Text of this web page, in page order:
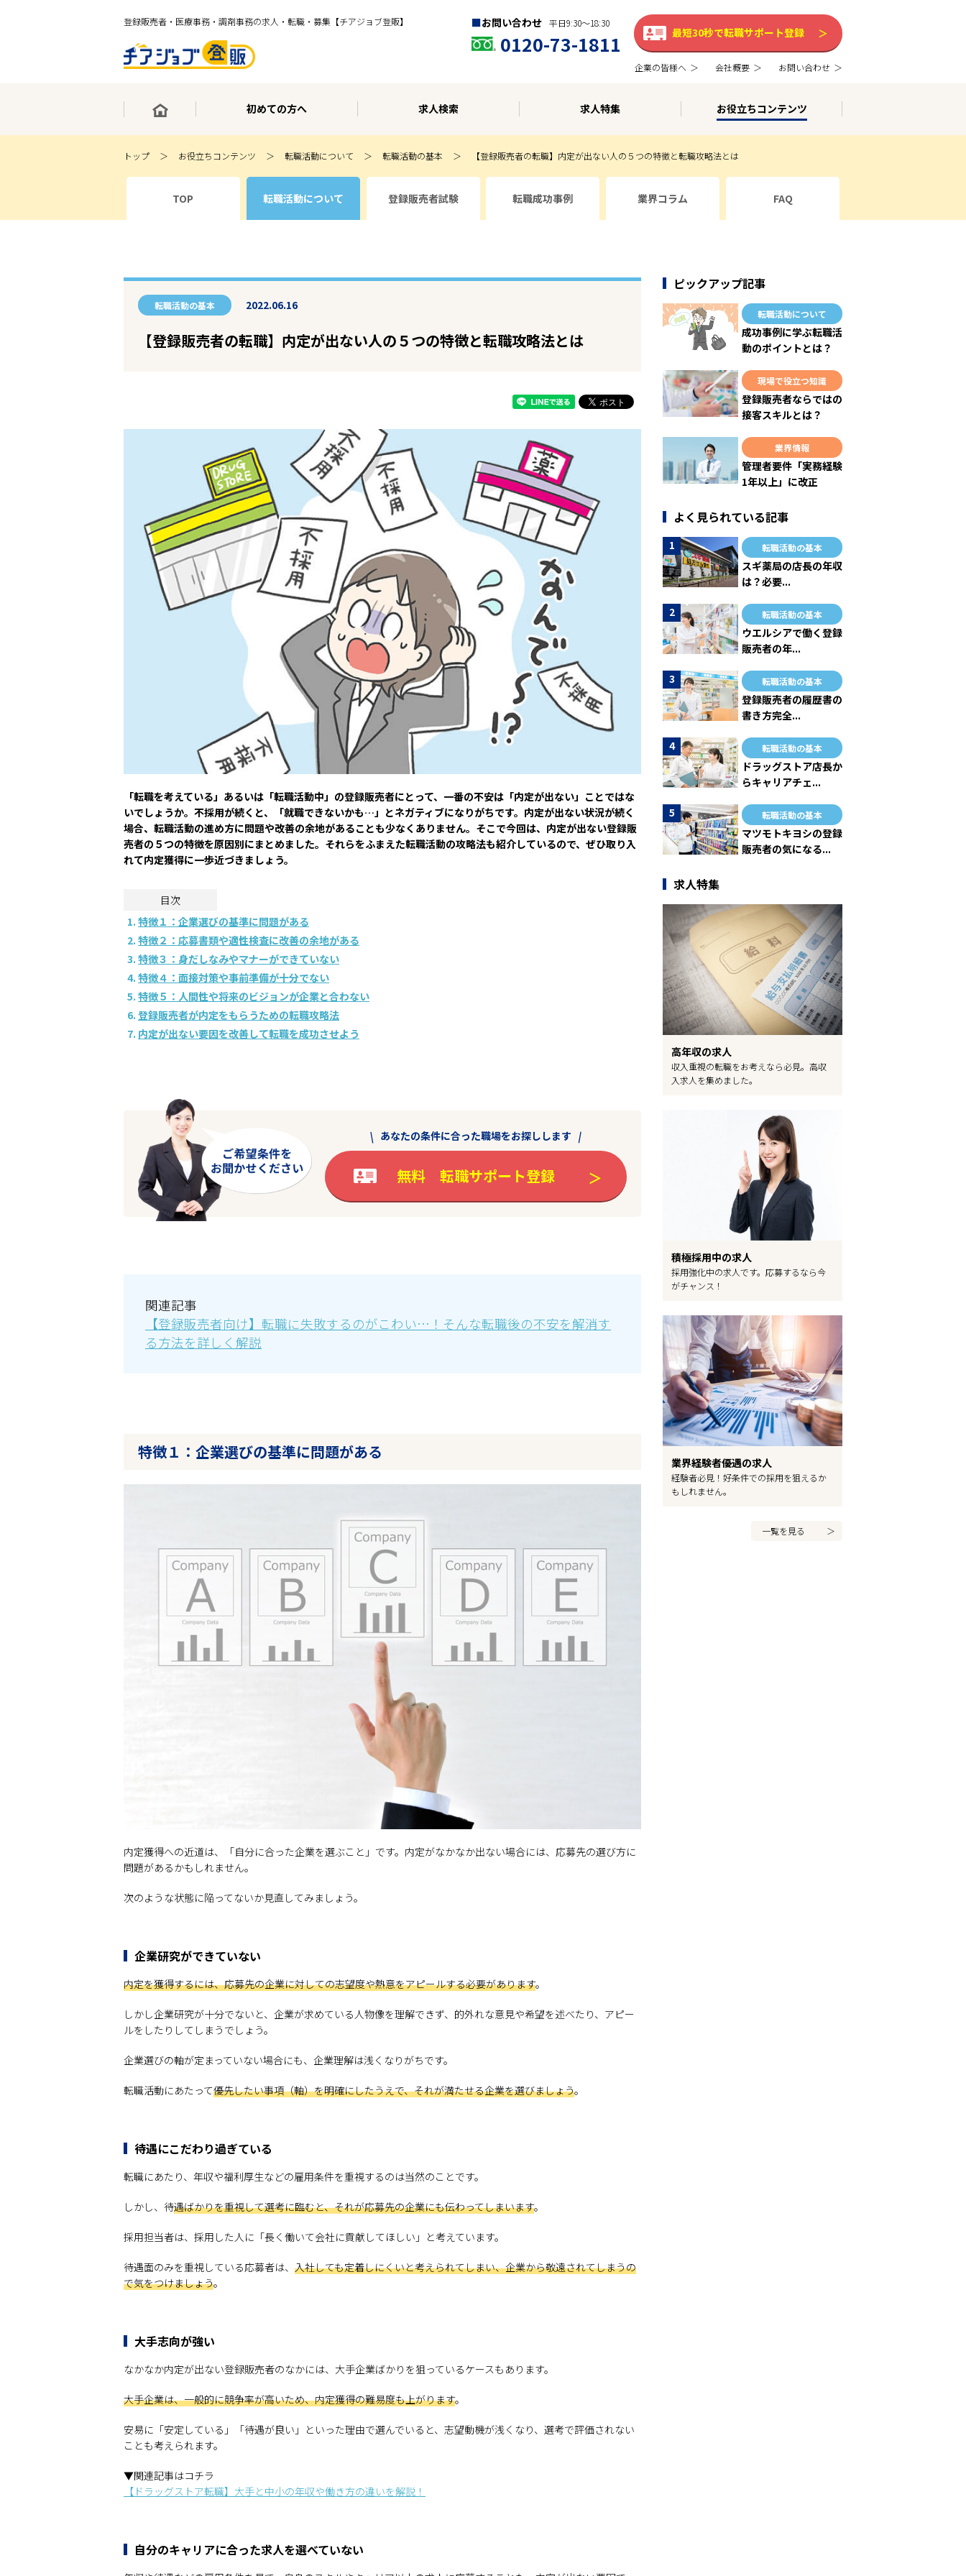
登録販売者・医療事務・調剤事務の求人・転職・募集【チアジョブ登販】 お問い合わせ 平日9:30〜18:30
0120-73-1811 最短30秒で転職サポート登録
企業の皆様へ 会社概要 お問い合わせ
初めての方へ 求人検索 求人特集 お役立ちコンテンツ
トップ お役立ちコンテンツ 転職活動について 転職活動の基本 【登録販売者の転職】内定が出ない人の５つの特徴と転職攻略法とは
TOP 転職活動について 登録販売者試験 転職成功事例 業界コラム FAQ
転職活動の基本 2022.06.16
【登録販売者の転職】内定が出ない人の５つの特徴と転職攻略法とは
「転職を考えている」あるいは「転職活動中」の登録販売者にとって、一番の不安は「内定が出ない」ことではな
いでしょうか。不採用が続くと、「就職できないかも…」とネガティブになりがちです。内定が出ない状況が続く
場合、転職活動の進め方に問題や改善の余地があることも少なくありません。そこで今回は、内定が出ない登録販
売者の５つの特徴を原因別にまとめました。それらをふまえた転職活動の攻略法も紹介しているので、ぜひ取り入
れて内定獲得に一歩近づきましょう。
目次
特徴１：企業選びの基準に問題がある
特徴２：応募書類や適性検査に改善の余地がある
特徴３：身だしなみやマナーができていない
特徴４：面接対策や事前準備が十分でない
特徴５：人間性や将来のビジョンが企業と合わない
登録販売者が内定をもらうための転職攻略法
内定が出ない要因を改善して転職を成功させよう
あなたの条件に合った職場をお探しします
無料 転職サポート登録
関連記事
【登録販売者向け】転職に失敗するのがこわい…！そんな転職後の不安を解消す
る方法を詳しく解説
特徴１：企業選びの基準に問題がある
内定獲得への近道は、「自分に合った企業を選ぶこと」です。内定がなかなか出ない場合には、応募先の選び方に
問題があるかもしれません。
次のような状態に陥ってないか見直してみましょう。
企業研究ができていない
内定を獲得するには、応募先の企業に対しての志望度や熱意をアピールする必要があります。
しかし企業研究が十分でないと、企業が求めている人物像を理解できず、的外れな意見や希望を述べたり、アピー
ルをしたりしてしまうでしょう。
企業選びの軸が定まっていない場合にも、企業理解は浅くなりがちです。
転職活動にあたって優先したい事項（軸）を明確にしたうえで、それが満たせる企業を選びましょう。
待遇にこだわり過ぎている
転職にあたり、年収や福利厚生などの雇用条件を重視するのは当然のことです。
しかし、待遇ばかりを重視して選考に臨むと、それが応募先の企業にも伝わってしまいます。
採用担当者は、採用した人に「長く働いて会社に貢献してほしい」と考えています。
待遇面のみを重視している応募者は、 入社しても定着しにくいと考えられてしまい、企業から敬遠されてしまうの
で気をつけましょう。
大手志向が強い
なかなか内定が出ない登録販売者のなかには、大手企業ばかりを狙っているケースもあります。
大手企業は、一般的に競争率が高いため、内定獲得の難易度も上がります。
安易に「安定している」「待遇が良い」といった理由で選んでいると、志望動機が浅くなり、選考で評価されない
ことも考えられます。
▼関連記事はコチラ
【ドラッグストア転職】大手と中小の年収や働き方の違いを解説！
自分のキャリアに合った求人を選べていない
ピックアップ記事
転職活動について
成功事例に学ぶ転職活
動のポイントとは？
現場で役立つ知識
登録販売者ならではの
接客スキルとは？
業界情報
管理者要件「実務経験
1年以上」に改正
よく見られている記事
転職活動の基本
スギ薬局の店長の年収
は？必要...
転職活動の基本
ウエルシアで働く登録
販売者の年...
転職活動の基本
登録販売者の履歴書の
書き方完全...
転職活動の基本
ドラッグストア店長か
らキャリアチェ...
転職活動の基本
マツモトキヨシの登録
販売者の気になる...
求人特集
高年収の求人
収入重視の転職をお考えなら必見。高収
入求人を集めました。
積極採用中の求人
採用強化中の求人です。応募するなら今
がチャンス！
業界経験者優遇の求人
経験者必見！好条件での採用を狙えるか
もしれません。
一覧を見る